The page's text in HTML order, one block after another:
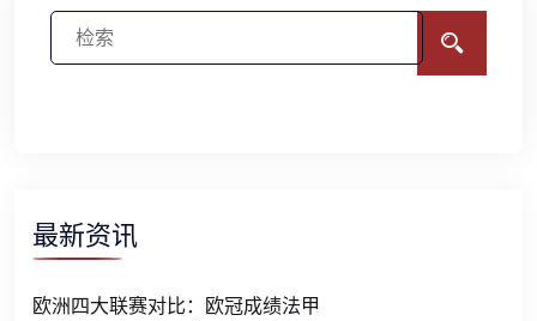
最新资讯
欧洲四大联赛对比：欧冠成绩法甲